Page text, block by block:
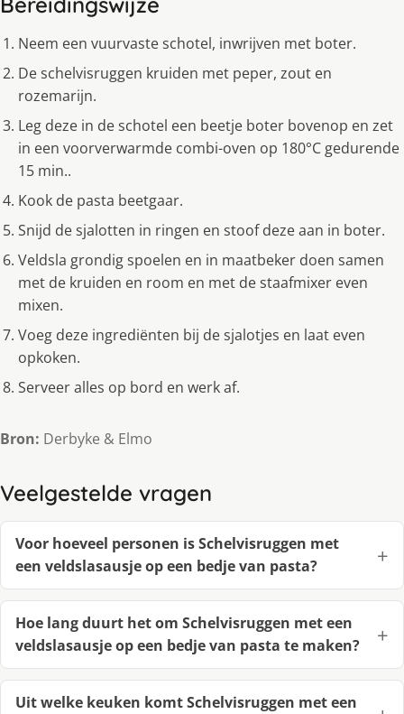
Neem een vuurvaste schotel, inwrijven met boter.
De schelvisruggen kruiden met peper, zout en
rozemarijn.
Leg deze in de schotel een beetje boter bovenop en zet
in een voorverwarmde combi-oven op 180°C gedurende
15 min..
Kook de pasta beetgaar.
Snijd de sjalotten in ringen en stoof deze aan in boter.
Veldsla grondig spoelen en in maatbeker doen samen
met de kruiden en room en met de staafmixer even
mixen.
Voeg deze ingrediënten bij de sjalotjes en laat even
opkoken.
Serveer alles op bord en werk af.
Bron: Derbyke & Elmo
Veelgestelde vragen
Voor hoeveel personen is Schelvisruggen met
een veldslasausje op een bedje van pasta?
Hoe lang duurt het om Schelvisruggen met een
veldslasausje op een bedje van pasta te maken?
Uit welke keuken komt Schelvisruggen met een